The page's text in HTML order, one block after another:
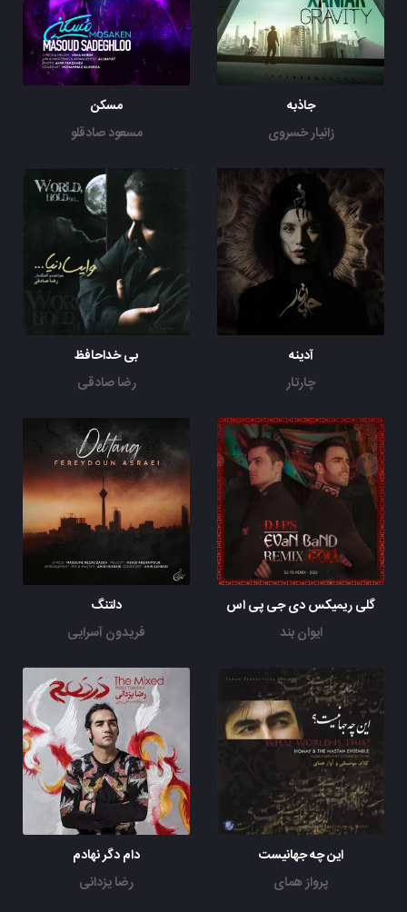
جاذبه
زانیار خسروی
مسکن
مسعود صادقلو
آدینه
چارتار
بی خداحافظ
رضا صادقی
گلی ریمیکس دی جی پی اس
ایوان بند
دلتنگ
فریدون آسرایی
این چه جهانیست
پرواز همای
دام دگر نهادم
رضا یزدانی